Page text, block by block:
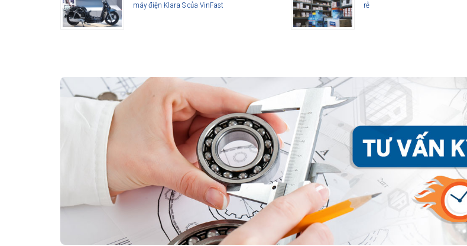
máy điện Klara S của VinFast
rẻ